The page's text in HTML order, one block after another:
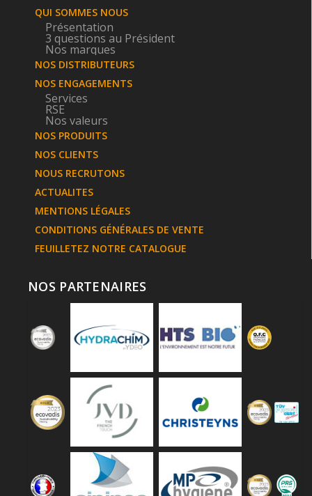
QUI SOMMES NOUS
Présentation
3 questions au Président
Nos marques
NOS DISTRIBUTEURS
NOS ENGAGEMENTS
Services
RSE
Nos valeurs
NOS PRODUITS
NOS CLIENTS
NOUS RECRUTONS
ACTUALITES
MENTIONS LÉGALES
CONDITIONS GÉNÉRALES DE VENTE
FEUILLETEZ NOTRE CATALOGUE
NOS PARTENAIRES